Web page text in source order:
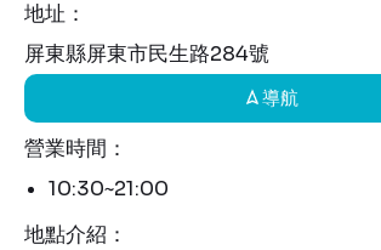
地址：
屏東縣屏東市民生路284號
導航
營業時間：
10:30~21:00
地點介紹：